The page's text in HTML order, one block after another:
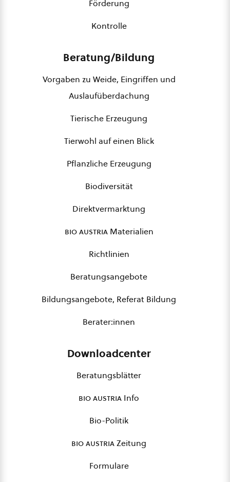
Förderung
Kontrolle
Beratung/Bildung
Vorgaben zu Weide, Eingriffen und
Auslaufüberdachung
Tierische Erzeugung
Tierwohl auf einen Blick
Pflanzliche Erzeugung
Biodiversität
Direktvermarktung
bio austriaMaterialien
Richtlinien
Beratungsangebote
Bildungsangebote, Referat Bildung
Berater:innen
Downloadcenter
Beratungsblätter
bio austria Info
Bio-Politik
bio austriaZeitung
Formulare